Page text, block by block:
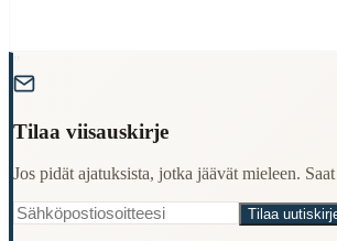
Cultural Context
Language:Finnish (suomi)
Origin:Finland
Tilaa viisauskirje
Jos pidät ajatuksista, jotka jäävät mieleen.
Tilaa